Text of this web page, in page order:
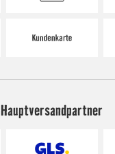
Hauptversandpartner